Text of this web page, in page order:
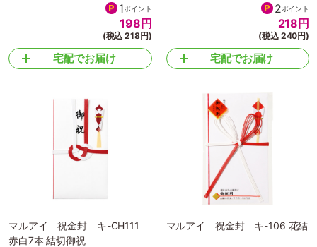
1ポイント
198 円
(税込 218円)
宅配でお届け
2ポイント
218 円
(税込 240円)
宅配でお届け
マルアイ 祝金封 キ-CH111
赤白7本 結切御祝
マルアイ 祝金封 キ-106 花結